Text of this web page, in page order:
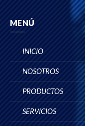
MENÚ
INICIO
NOSOTROS
PRODUCTOS
SERVICIOS